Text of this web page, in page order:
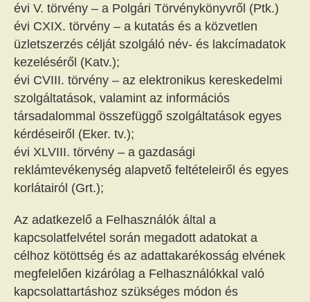
évi V. törvény – a Polgári Törvénykönyvről (Ptk.)
évi CXIX. törvény – a kutatás és a közvetlen
üzletszerzés célját szolgáló név- és lakcímadatok
kezeléséről (Katv.);
évi CVIII. törvény – az elektronikus kereskedelmi
szolgáltatások, valamint az információs
társadalommal összefüggő szolgáltatások egyes
kérdéseiről (Eker. tv.);
évi XLVIII. törvény – a gazdasági
reklámtevékenység alapvető feltételeiről és egyes
korlátairól (Grt.);
Az adatkezelő a Felhasználók által a
kapcsolatfelvétel során megadott adatokat a
célhoz kötöttség és az adattakarékosság elvének
megfelelően kizárólag a Felhasználókkal való
kapcsolattartáshoz szükséges módon és